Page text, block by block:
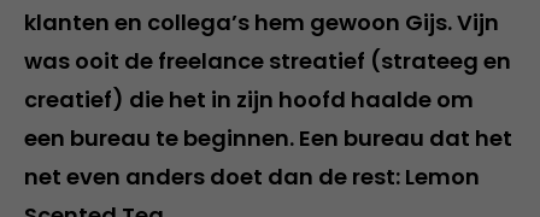
klanten en collega’s hem gewoon Gijs. Vijn
was ooit de freelance streatief (strateeg en
creatief) die het in zijn hoofd haalde om
een bureau te beginnen. Een bureau dat het
net even anders doet dan de rest: Lemon